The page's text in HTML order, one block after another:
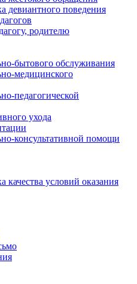
девиантного поведения
родителю
бытового обслуживания
медицинского
педагогической
ухода
консультативной помощи
качества условий оказания